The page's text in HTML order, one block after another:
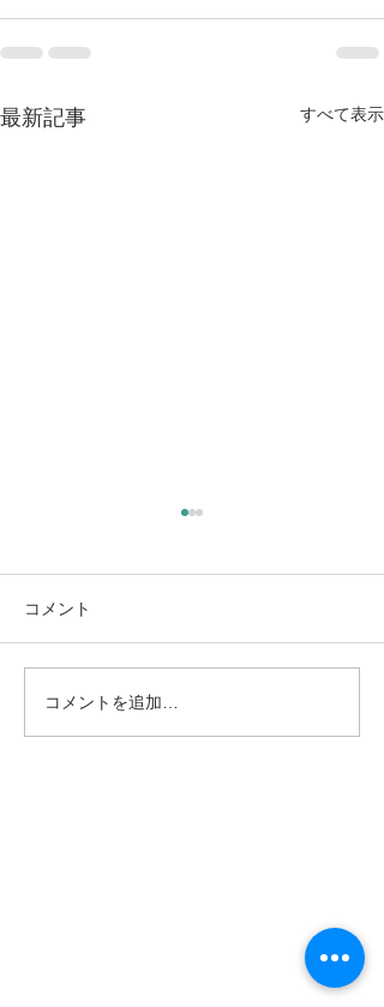
最新記事 すべて表示
8/30（日）傑作の森 Vol.6
｜堀江牧生＆乾 将万―フ
コメント
コメントを追加…